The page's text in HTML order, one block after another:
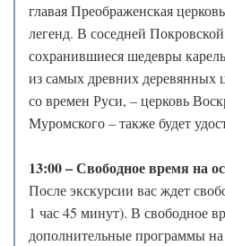
главая Преображенская
легенд. В соседней
сохранившиеся шедевры
из самых древних деревянных
со времен Руси, – церковь
Муромского – также будет
13:00 – Свободное время на
После экскурсии вас ждет
1 час 45 минут). В свободное
дополнительные программы на